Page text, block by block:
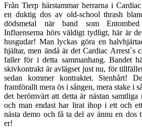
Från Tierp härstammar herrarna i
en duktig dos av old-school thrash
dödsmetal när band som
Influenserna hörs väldigt tydligt, här är
husgudar! Man lyckas göra en
hjältar, men ändå är det Cardiac Arrest`s
faller för i detta sammanhang. Bandet
skivkontrakt är avlägset just nu, för
sedan kommer kontraktet. Stenhårt!
framförallt mera ös i sången, mera stake i
det berömvärt att detta är nästan samtliga
och man endast har lirat ihop i ett och
nästa demo och få ta del av ännu en dos
er!